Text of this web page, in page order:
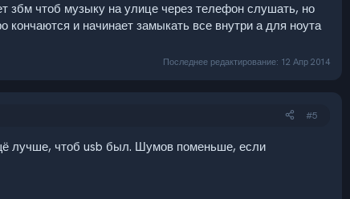
збм чтоб музыку на улице через телефон слушать, но
и начинает замыкать все внутри а для ноута
Последнее редактирование: 12 Апр 2014
#5
лучше, чтоб usb был. Шумов поменьше, если